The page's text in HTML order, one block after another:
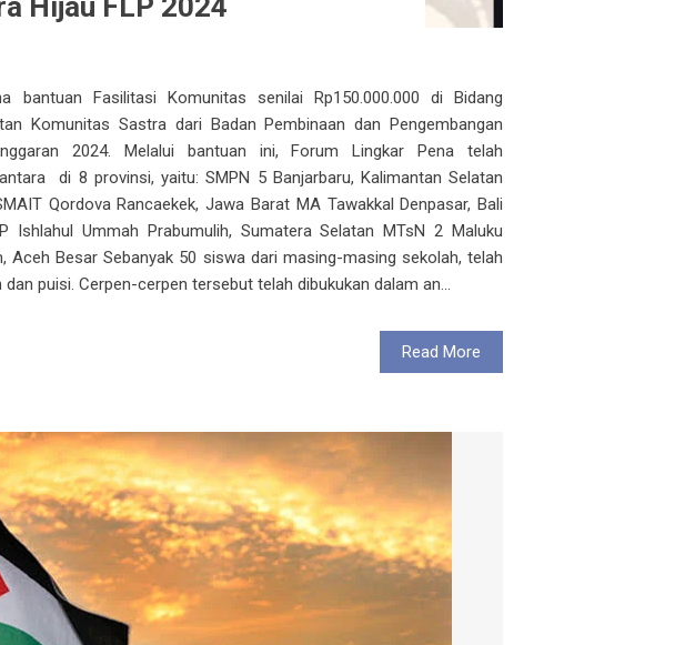
bantuan Fasilitasi Komunitas senilai Rp150.000.000 di Bidang
Komunitas Sastra dari Badan Pembinaan dan Pengembangan
2024. Melalui bantuan ini, Forum Lingkar Pena telah
di 8 provinsi, yaitu: SMPN 5 Banjarbaru, Kalimantan Selatan
Qordova Rancaekek, Jawa Barat MA Tawakkal Denpasar, Bali
Ishlahul Ummah Prabumulih, Sumatera Selatan MTsN 2 Maluku
Aceh Besar Sebanyak 50 siswa dari masing-masing sekolah, telah
puisi. Cerpen-cerpen tersebut telah dibukukan dalam an...
Read More